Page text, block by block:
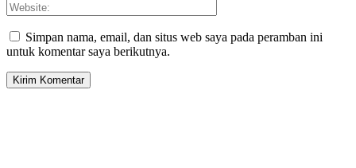
Simpan nama, email, dan situs web saya pada peramban ini
untuk komentar saya berikutnya.